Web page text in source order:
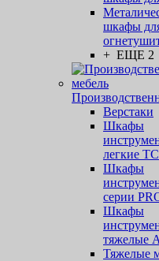
шкафы
+ ЕЩЕ 2
Верстаки
Шкафы
легкие ТС
Шкафы
серии
Шкафы
тяжелые
Тяжелые